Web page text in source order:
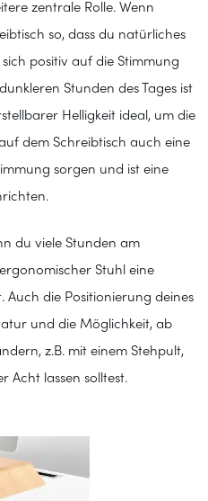
zentrale Rolle. Wenn
so, dass du natürliches
sich positiv auf die Stimmung
Stunden des Tages ist
Helligkeit ideal, um die
dem Schreibtisch auch eine
sorgen und ist eine
du viele Stunden am
Stuhl eine
Auch die Positionierung deines
und die Möglichkeit, ab
z.B. mit einem Stehpult,
Acht lassen solltest.